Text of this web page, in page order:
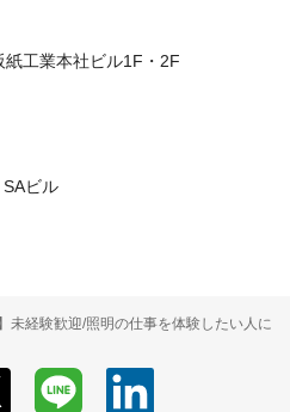
工業本社ビル1F・2F
ビル
未経験歓迎/照明の仕事を体験したい人に